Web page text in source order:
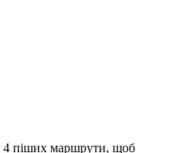
4 піших маршрути, щоб